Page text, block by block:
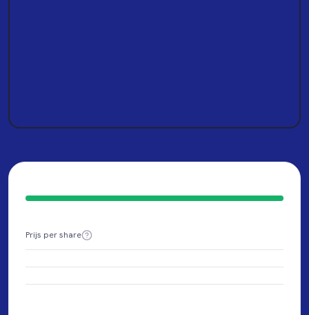
Prijs per share